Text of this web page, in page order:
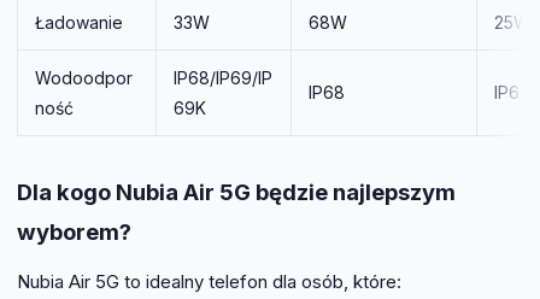
Ładowanie 33W 68W 25W
Wodoodpor
ność
IP68/IP69/IP
69K
IP68 IP67
Dla kogo Nubia Air 5G będzie najlepszym
wyborem?
Nubia Air 5G to idealny telefon dla osób, które: